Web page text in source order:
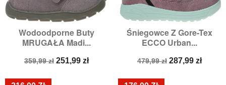
Wodoodporne Buty
MRUGAŁA Madi...
Cena
359,99 zł Cena
251,99 zł
Śniegowce Z Gore-Tex
ECCO Urban...
Cena
479,99 zł Cena
287,99 zł